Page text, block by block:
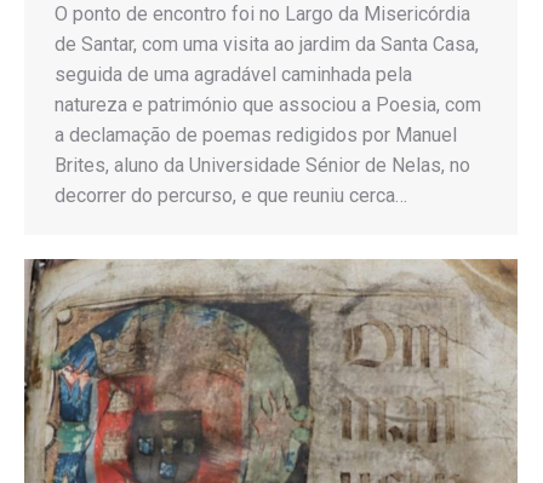
O ponto de encontro foi no Largo da Misericórdia
de Santar, com uma visita ao jardim da Santa Casa,
seguida de uma agradável caminhada pela
natureza e património que associou a Poesia, com
a declamação de poemas redigidos por Manuel
Brites, aluno da Universidade Sénior de Nelas, no
decorrer do percurso, e que reuniu cerca…